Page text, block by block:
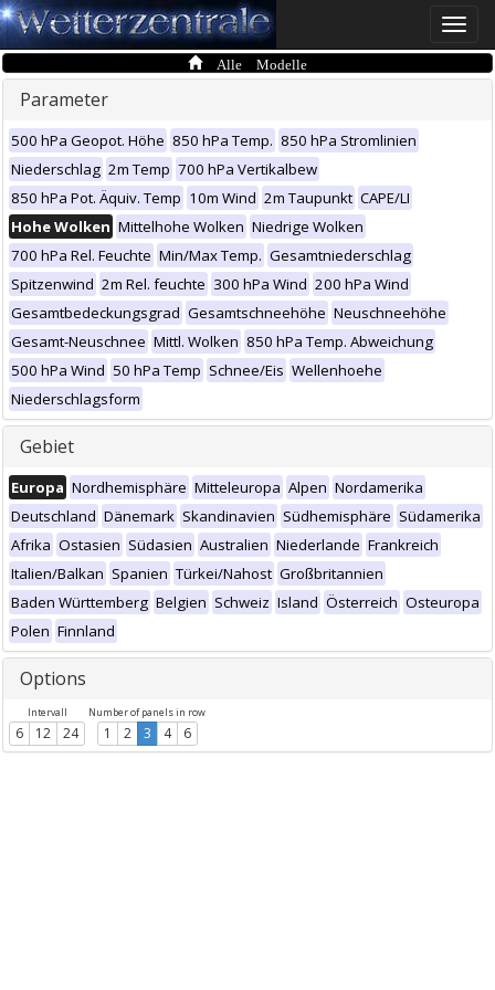
Toggle
Alle Modelle
Parameter
500 hPa Geopot. Höhe 850 hPa Temp. 850 hPa Stromlinien
Niederschlag 2m Temp 700 hPa Vertikalbew
850 hPa Pot. Äquiv. Temp 10m Wind 2m Taupunkt CAPE/LI
Hohe Wolken Mittelhohe Wolken Niedrige Wolken
700 hPa Rel. Feuchte Min/Max Temp. Gesamtniederschlag
Spitzenwind 2m Rel. feuchte 300 hPa Wind 200 hPa Wind
Gesamtbedeckungsgrad Gesamtschneehöhe Neuschneehöhe
Gesamt-Neuschnee Mittl. Wolken 850 hPa Temp. Abweichung
500 hPa Wind 50 hPa Temp Schnee/Eis Wellenhoehe
Niederschlagsform
Gebiet
Europa Nordhemisphäre Mitteleuropa Alpen Nordamerika
Deutschland Dänemark Skandinavien Südhemisphäre Südamerika
Afrika Ostasien Südasien Australien Niederlande Frankreich
Italien/Balkan Spanien Türkei/Nahost Großbritannien
Baden Württemberg Belgien Schweiz Island Österreich Osteuropa
Polen Finnland
Options
Intervall
6 12 24
Number of panels in row
1 2 3 4 6